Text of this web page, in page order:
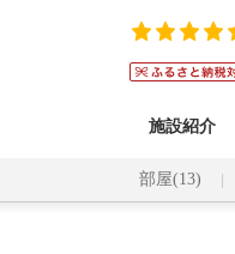
施設紹介
部屋(13)